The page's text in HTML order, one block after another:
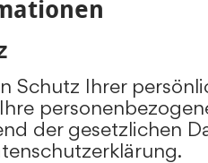
Schutz Ihrer
der gesetzlichen